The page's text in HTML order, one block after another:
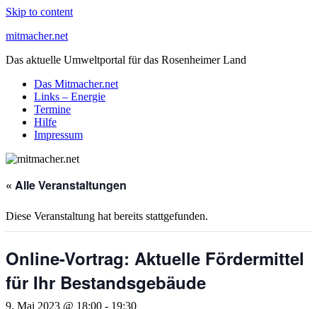
Skip to content
mitmacher.net
Das aktuelle Umweltportal für das Rosenheimer Land
Das Mitmacher.net
Links – Energie
Termine
Hilfe
Impressum
« Alle Veranstaltungen
Diese Veranstaltung hat bereits stattgefunden.
Online-Vortrag: Aktuelle Fördermittel
für Ihr Bestandsgebäude
9. Mai 2023 @ 18:00 - 19:30